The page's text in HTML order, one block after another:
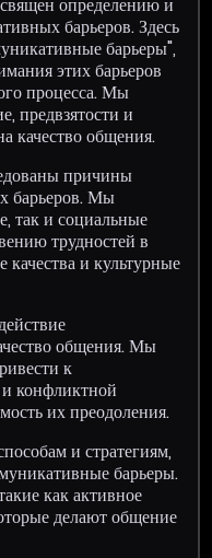
барьеров. Здесь
барьеры",
этих барьеров
процесса. Мы
предвзятости и
качество общения.
причины
барьеров. Мы
так и социальные
трудностей в
и культурные
общения. Мы
к
конфликтной
их преодоления.
и стратегиям,
барьеры.
как активное
делают общение